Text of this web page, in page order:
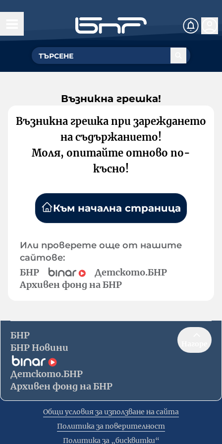
Възникна грешка!
Възникна грешка при зареждането
на съдържанието!
Моля, опитайте отново по-
късно!
Към начална страница
Или проверете още от нашите
сайтове:
БНР
Детското.БНР
Архивен фонд на БНР
БНР
БНР Новини
Детското.БНР
Архивен фонд на БНР
Общи условия за използване на сайта
Политика за поверителност
Политика за „бисквитки“